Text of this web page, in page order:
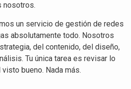
nosotros.
un servicio de gestión de redes
absolutamente todo. Nosotros
del contenido, del diseño,
Tu única tarea es revisar lo
bueno. Nada más.